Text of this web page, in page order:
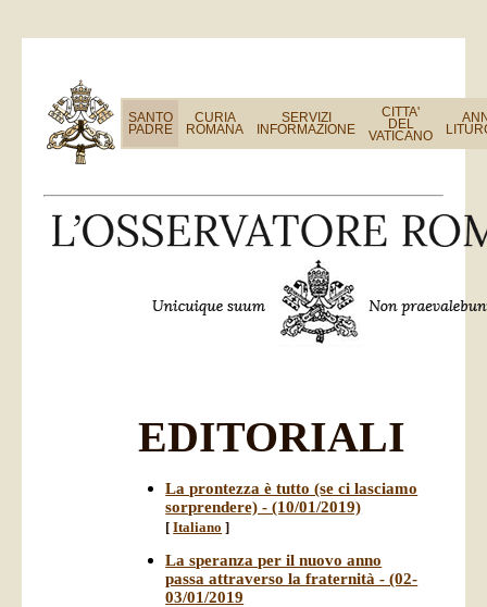
SANTO
PADRE
CURIA
ROMANA
SERVIZI
INFORMAZIONE
CITTA'
DEL
VATICANO
EDITORIALI
La prontezza è tutto (se ci lasciamo
sorprendere) - (10/01/2019)
[Italiano ]
La speranza per il nuovo anno
passa attraverso la fraternità - (02-
03/01/2019